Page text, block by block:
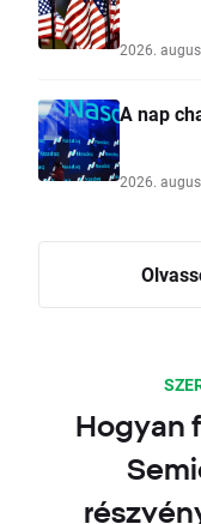
2026.
A nap
2026.
Hogyan